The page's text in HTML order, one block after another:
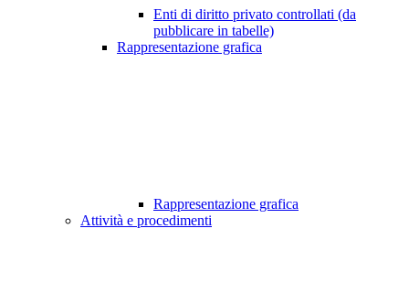
Enti di diritto privato controllati (da
pubblicare in tabelle)
Rappresentazione grafica
Rappresentazione grafica
Attività e procedimenti